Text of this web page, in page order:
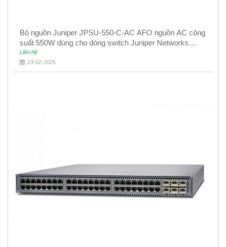
Bộ nguồn Juniper JPSU-550-C-AC AFO nguồn AC công
suất 550W dùng cho dòng switch Juniper Networks
EX4400
Liên hệ
23-02-2026